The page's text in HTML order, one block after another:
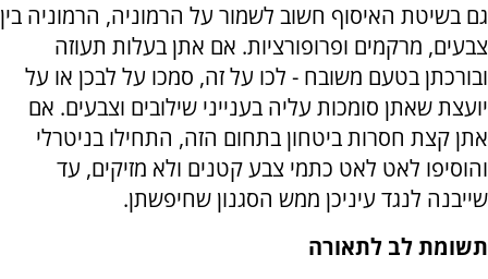
גם בשיטת האיסוף חשוב לשמור על הרמוניה, הרמוניה בין
צבעים, מרקמים ופרופורציות. אם אתן בעלות תעוזה
ובורכתן בטעם משובח - לכו על זה, סמכו על לבכן או על
יועצת שאתן סומכות עליה בענייני שילובים וצבעים. אם
אתן קצת חסרות ביטחון בתחום הזה, התחילו בניטרלי
והוסיפו לאט לאט כתמי צבע קטנים ולא מזיקים, עד
שייבנה לנגד עיניכן ממש הסגנון שחיפשתן.
תשומת לב לתאורה